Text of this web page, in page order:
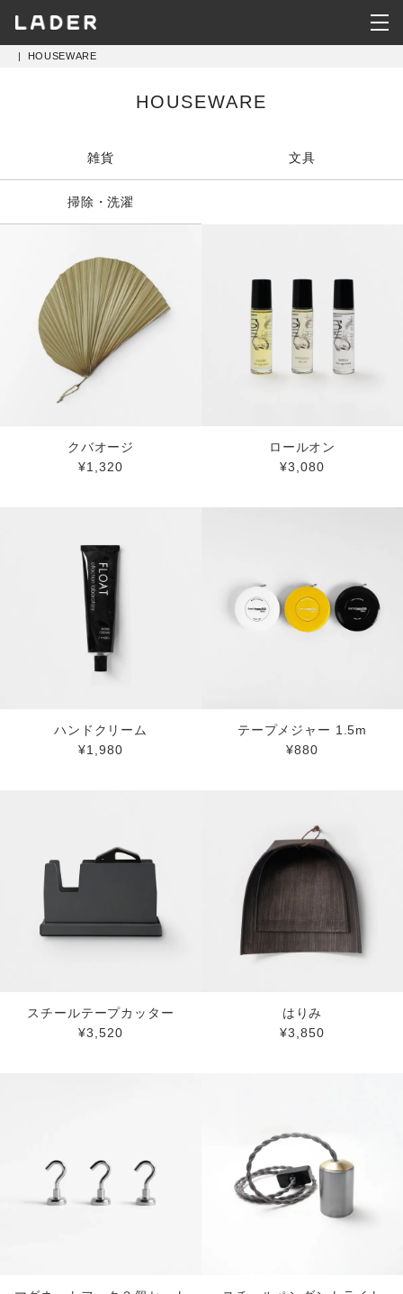
CLOTHING
| HOUSEWARE
HOUSEWARE
雑貨 文具
掃除・洗濯
クバオージ
¥1,320
ロールオン
¥3,080
ハンドクリーム
¥1,980
テープメジャー 1.5m
¥880
スチールテープカッター
¥3,520
はりみ
¥3,850